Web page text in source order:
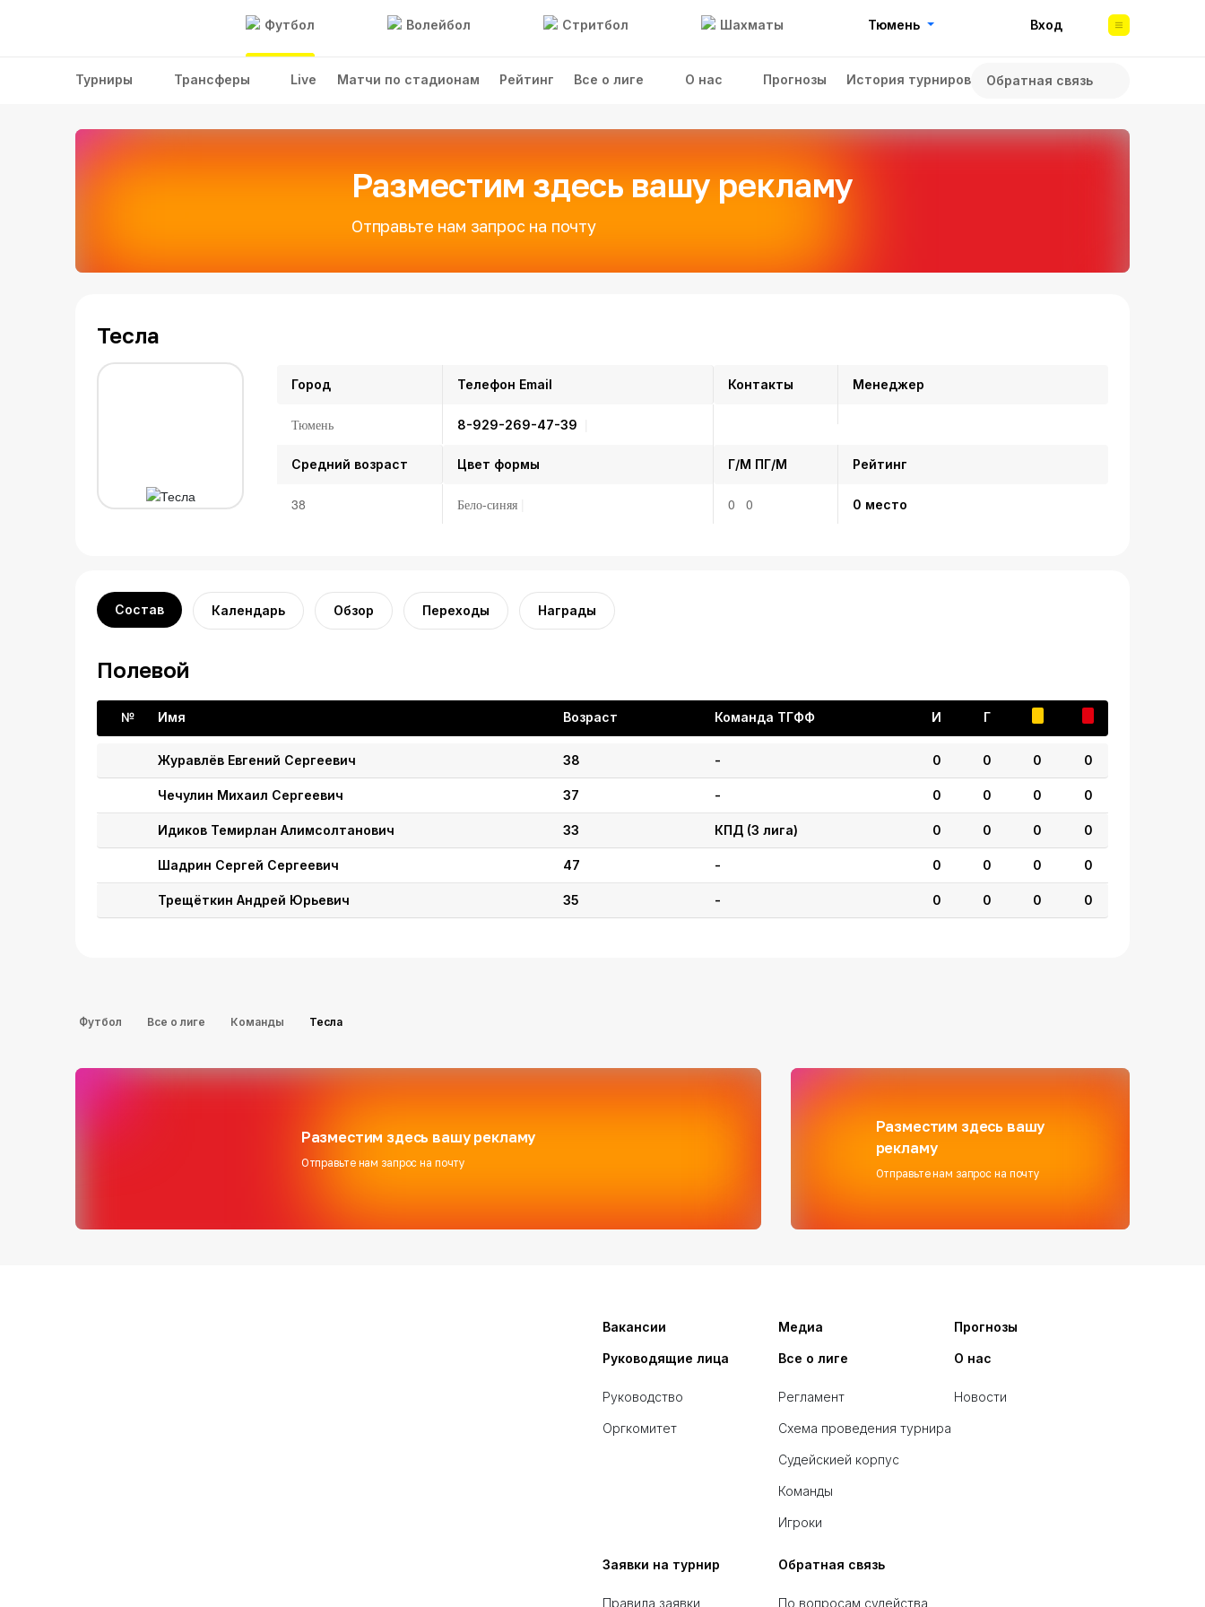
Футбол Волейбол Стритбол Шахматы Тюмень Вход
Турниры Трансферы Live Матчи по стадионам Рейтинг Все о лиге О нас Прогнозы История турниров Обратная связь
Футбол Все о лиге Команды Тесла
Разместим здесь вашу рекламу
Отправьте нам запрос на почту
Тесла
Город
Тюмень
Средний возраст
38
Контакты
Телефон Email
8-929-269-47-39
Цвет формы
Бело-синяя
Менеджер
Г/М ПГ/М
0 0
Рейтинг
0 место
Состав Календарь Обзор Переходы Награды
Полевой
№ Имя Возраст Команда ТГФФ И Г
Журавлёв Евгений Сергеевич 38 - 0 0 0 0
Чечулин Михаил Сергеевич 37 - 0 0 0 0
Идиков Темирлан Алимсолтанович 33 КПД (3 лига) 0 0 0 0
Шадрин Сергей Сергеевич 47 - 0 0 0 0
Трещёткин Андрей Юрьевич 35 - 0 0 0 0
Разместим здесь вашу рекламу
Отправьте нам запрос на почту
Разместим здесь вашу
рекламу
Отправьте нам запрос на почту
Все о лиге
Регламент
Схема проведения турнира
Судейскией корпус
Команды
Игроки
Заявки на турнир
Правила заявки
Медиа Прогнозы
О нас
Новости
Вакансии
Руководящие лица
Руководство
Оргкомитет
Обратная связь
По вопросам судейства